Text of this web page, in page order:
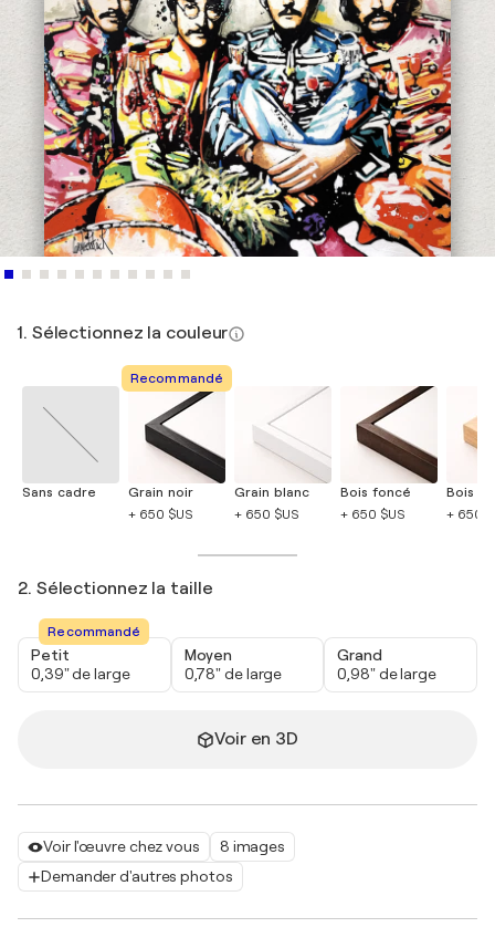
Voir l'œuvre chez vous
8 images
Demander d'autres photos
1. Sélectionnez la couleur
Sans cadre
Recommandé
Grain noir
+ 650 $US
Grain blanc
+ 650 $US
Bois foncé
+ 650 $US
Bois
+ 650
2. Sélectionnez la taille
Recommandé
Petit
0,39" de large
Moyen
0,78" de large
Grand
0,98" de large
Voir en 3D